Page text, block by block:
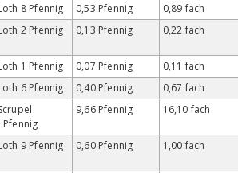
8 Pfennig 0,53 Pfennig
0,89 fach
2 Pfennig 0,13 Pfennig 0,22 fach
1 Pfennig 0,07 Pfennig
0,11 fach
6 Pfennig 0,40 Pfennig
0,67 fach
Pfennig
9,66 Pfennig 16,10 fach
9 Pfennig 0,60 Pfennig 1,00 fach